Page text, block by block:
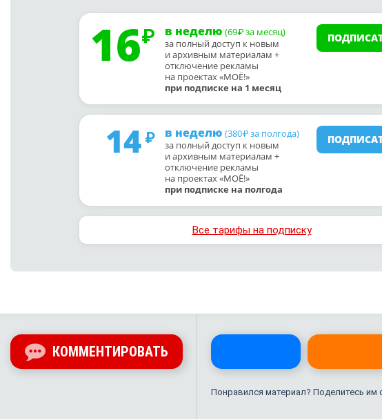
16 в неделю (69₽ за месяц)
за полный доступ к новым
и архивным материалам +
отключение рекламы
на проектах «МОЁ!»
при подписке на 1 месяц
14 в неделю (380₽ за полгода)
за полный доступ к новым
и архивным материалам +
отключение рекламы
на проектах «МОЁ!»
при подписке на полгода
Все тарифы на подписку
КОММЕНТИРОВАТЬ
Понравился материал? Поделитесь им